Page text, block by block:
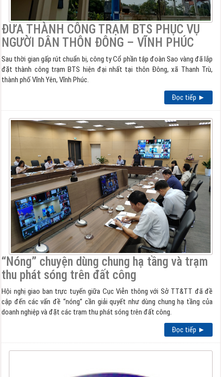
ĐƯA THÀNH CÔNG TRẠM BTS PHỤC VỤ
NGƯỜI DÂN THÔN ĐÔNG – VĨNH PHÚC
Sau thời gian gấp rút chuẩn bị, công ty Cổ phần tập đoàn Sao vàng đã lắp
đặt thành công trạm BTS hiện đại nhất tại thôn Đông, xã Thanh Trù,
thành phố Vĩnh Yên, Vĩnh Phúc.
Đọc tiếp ►
“Nóng” chuyện dùng chung hạ tầng và trạm
thu phát sóng trên đất công
Hội nghị giao ban trực tuyến giữa Cục Viễn thông với Sở TT&TT đã đề
cập đến các vấn đề “nóng” cần giải quyết như dùng chung hạ tầng của
doanh nghiệp và đặt các trạm thu phát sóng trên đất công.
Đọc tiếp ►